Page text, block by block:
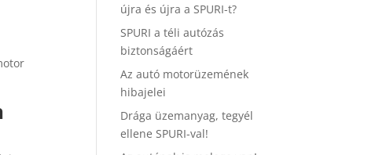
újra és újra a SPURI-t?
SPURI a téli autózás
biztonságáért
Az autó motorüzemének
hibajelei
Drága üzemanyag, tegyél
ellene SPURI-val!